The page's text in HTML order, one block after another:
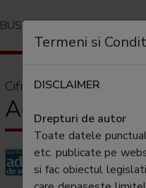
BUSINESS ANALYSIS
Cifre de difuzare
Adevarul de
Numele
editorului:
Termeni si
DISCLAIMER
Drepturi de autor
Toate datele
etc. publicate pe
si fac obiectul